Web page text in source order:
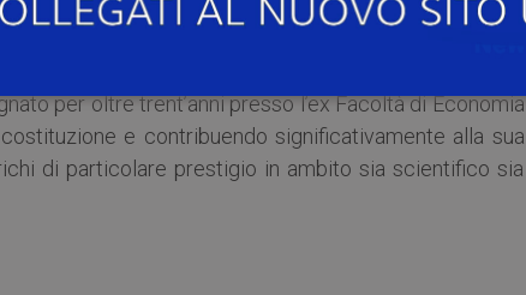
collezione, e rappresentano un’anteprima della
ai Musei Civici di Pavia.
per oltre trent’anni presso l’ex Facoltà di Economia
e contribuendo significativamente alla sua
di particolare prestigio in ambito sia scientifico sia